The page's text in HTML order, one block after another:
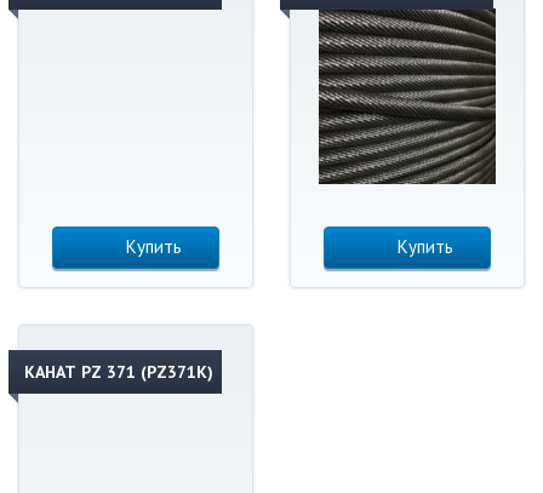
Купить Купить
КАНАТ PZ 371 (PZ371K)